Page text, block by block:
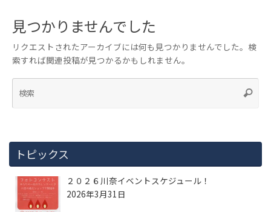
見つかりませんでした
リクエストされたアーカイブには何も見つかりませんでした。検
索すれば関連投稿が見つかるかもしれません。
トピックス
２０２６川奈イベントスケジュール！
2026年3月31日